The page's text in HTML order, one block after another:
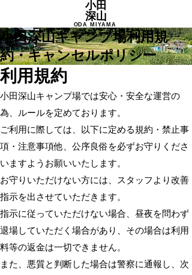
小田
深山
​ODA MIYAMA
​小田深山キャンプ場利用規
約・キャンセルポリシー
​利用規約
小田深山キャンプ場では安心・安全な運営の
為、ルールを定めております。
ご利用に際しては、以下に定める規約・禁止事
項・注意事項他、公序良俗を必ずお守りくださ
いますようお願いいたします。
お守りいただけない方には、スタッフより改善
指示を出させていただきます。
指示に従っていただけない場合、昼夜を問わず
退場していただく場合があり、その場合は利用
料等の返金は一切できません。
また、悪質と判断した場合は警察に通報し、次